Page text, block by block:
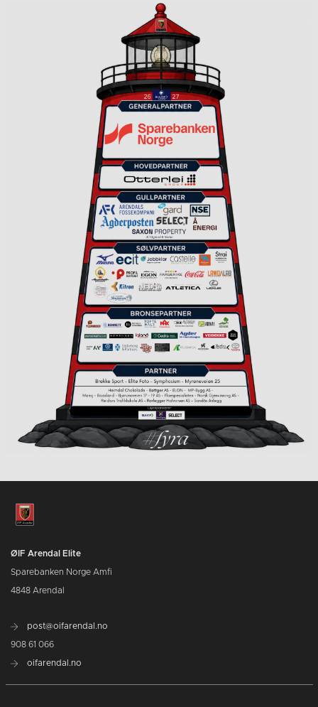
ØIF Arendal Elite
Sparebanken Norge Amfi
4848 Arendal
post@oifarendal.no
908 61 066
oifarendal.no